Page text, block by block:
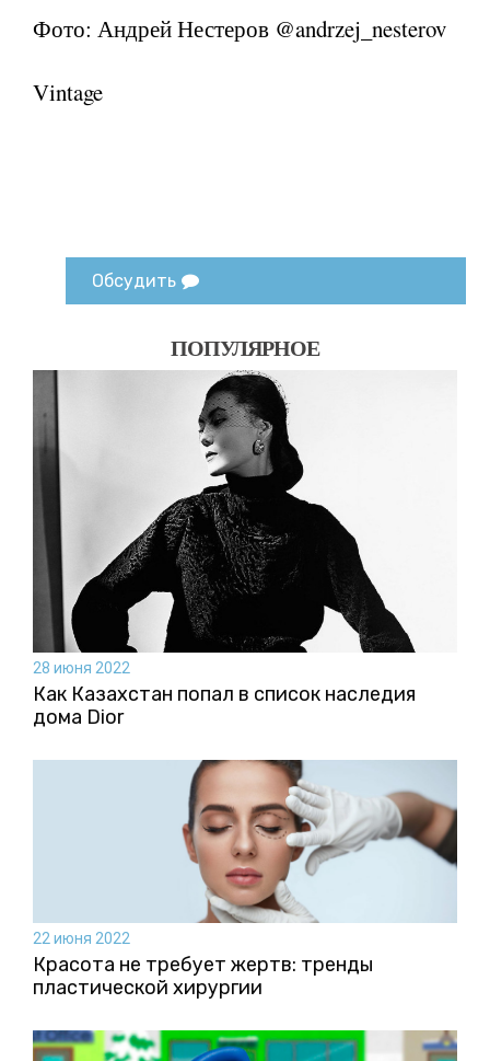
Фото: Андрей Нестеров @andrzej_nesterov
Vintage
Обсудить
ПОПУЛЯРНОЕ
28 июня 2022
Как Казахстан попал в список наследия
дома Dior
22 июня 2022
Красота не требует жертв: тренды
пластической хирургии